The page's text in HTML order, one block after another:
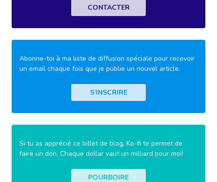
CONTACTER
Abonne-toi à ma liste de diffusion spéciale pour recevoir
un email chaque fois que je publie un nouvel article.
S’INSCRIRE
Si tu as apprécié ce billet de blog, Ko-fi te permet de
faire un don. Chaque dollar vaut un milliard pour moi!
POURBOIRE